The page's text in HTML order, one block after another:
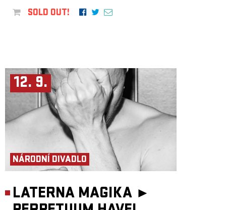
SOLD OUT!
12. 9.
NÁRODNÍ DIVADLO
LATERNA MAGIKA ►